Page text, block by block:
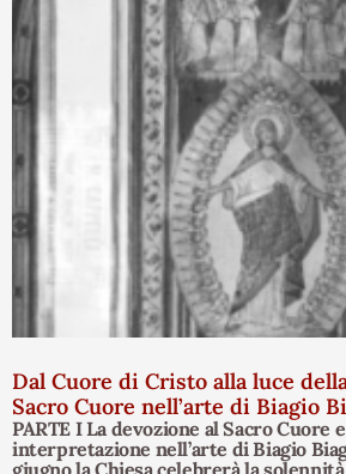
Dal Cuore di Cristo alla luce
Sacro Cuore nell’arte di Biagio
PARTE I La devozione al Sacro Cuore
interpretazione nell’arte di Biagio